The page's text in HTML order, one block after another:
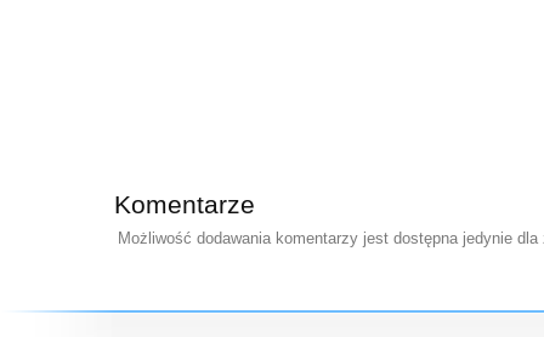
Komentarze
Możliwość dodawania komentarzy jest dostępna jedynie